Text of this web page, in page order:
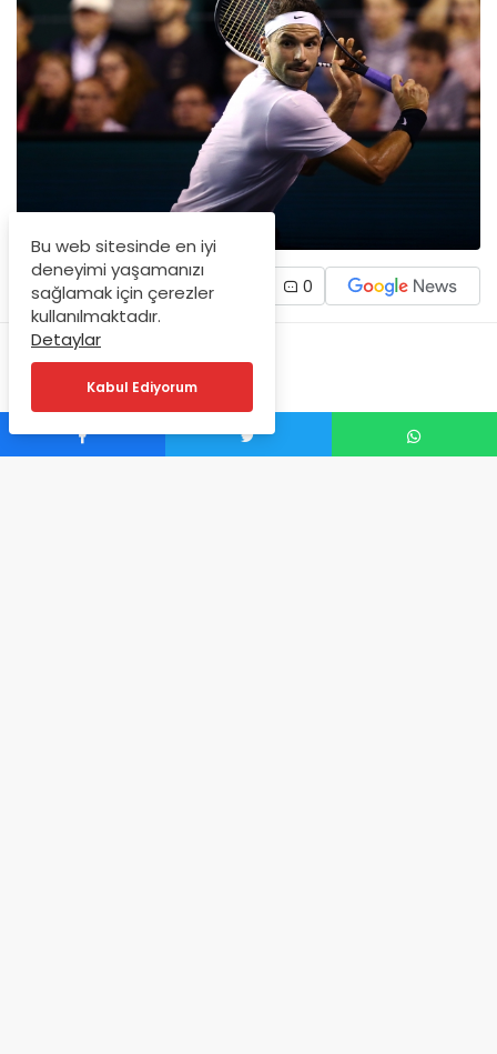
0
Bu web sitesinde en iyi
deneyimi yaşamanızı
sağlamak için çerezler
kullanılmaktadır.
Detaylar
Kabul Ediyorum